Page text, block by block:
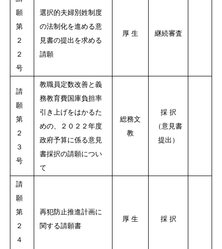
願
第
２
２
号
選択的夫婦別姓制度
の法制化を進める意
見書の提出を求める
請願
厚 生 継続審査
請
願
第
２
３
号
教職員定数改善と義
務教育費国庫負担率
引き上げをはかるた
めの、２０２２年度
政府予算に係る意見
書採択の請願につい
て
総務文
教
採 択
（意見書
提出）
請
願
第
２
４
再犯防止推進計画に
関する請願書
厚 生 採 択